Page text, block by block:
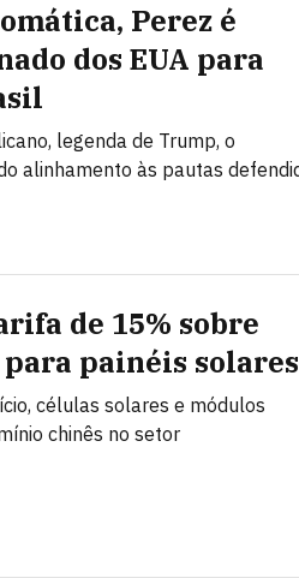
Perez é
dos EUA para
legenda de Trump, o
alinhamento às pautas
de 15% sobre
painéis solares
células solares e módulos
chinês no setor